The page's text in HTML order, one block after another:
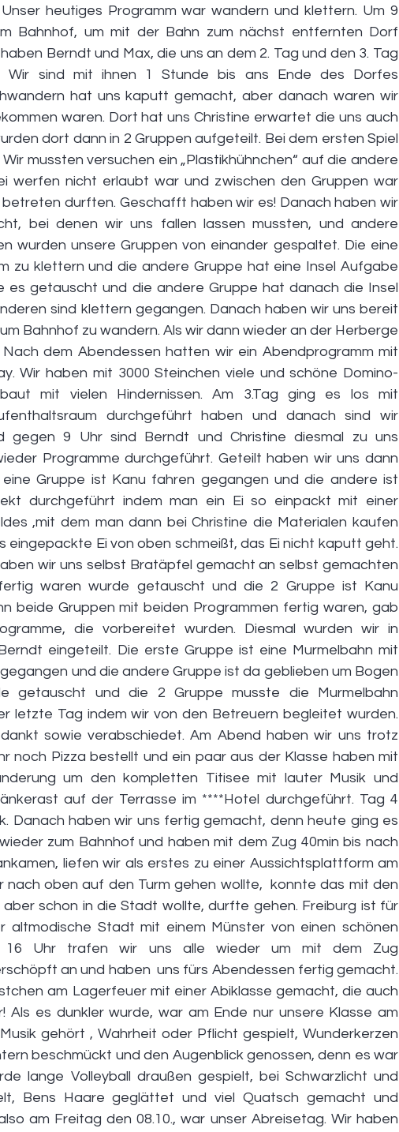
heutiges Programm war wandern und klettern. Um 9
Bahnhof, um mit der Bahn zum nächst entfernten Dorf
Berndt und Max, die uns an dem 2. Tag und den 3. Tag
Wir sind mit ihnen 1 Stunde bis ans Ende des Dorfes
hat uns kaputt gemacht, aber danach waren wir
waren. Dort hat uns Christine erwartet die uns auch
dort dann in 2 Gruppen aufgeteilt. Bei dem ersten Spiel
mussten versuchen ein „Plastikhühnchen“ auf die andere
werfen nicht erlaubt war und zwischen den Gruppen war
betreten durften. Geschafft haben wir es! Danach haben wir
bei denen wir uns fallen lassen mussten, und andere
wurden unsere Gruppen von einander gespaltet. Die eine
zu klettern und die andere Gruppe hat eine Insel Aufgabe
es getauscht und die andere Gruppe hat danach die Insel
sind klettern gegangen. Danach haben wir uns bereit
Bahnhof zu wandern. Als wir dann wieder an der Herberge
dem Abendessen hatten wir ein Abendprogramm mit
Wir haben mit 3000 Steinchen viele und schöne Domino-
mit vielen Hindernissen. Am 3.Tag ging es los mit
durchgeführt haben und danach sind wir
gegen 9 Uhr sind Berndt und Christine diesmal zu uns
Programme durchgeführt. Geteilt haben wir uns dann
Gruppe ist Kanu fahren gegangen und die andere ist
durchgeführt indem man ein Ei so einpackt mit einer
,mit dem man dann bei Christine die Materialen kaufen
eingepackte Ei von oben schmeißt, das Ei nicht kaputt geht.
wir uns selbst Bratäpfel gemacht an selbst gemachten
waren wurde getauscht und die 2 Gruppe ist Kanu
beide Gruppen mit beiden Programmen fertig waren, gab
die vorbereitet wurden. Diesmal wurden wir in
eingeteilt. Die erste Gruppe ist eine Murmelbahn mit
und die andere Gruppe ist da geblieben um Bogen
getauscht und die 2 Gruppe musste die Murmelbahn
letzte Tag indem wir von den Betreuern begleitet wurden.
sowie verabschiedet. Am Abend haben wir uns trotz
noch Pizza bestellt und ein paar aus der Klasse haben mit
um den kompletten Titisee mit lauter Musik und
auf der Terrasse im ****Hotel durchgeführt. Tag 4
Danach haben wir uns fertig gemacht, denn heute ging es
zum Bahnhof und haben mit dem Zug 40min bis nach
liefen wir als erstes zu einer Aussichtsplattform am
nach oben auf den Turm gehen wollte,  konnte das mit den
aber schon in die Stadt wollte, durfte gehen. Freiburg ist für
altmodische Stadt mit einem Münster von einen schönen
16 Uhr trafen wir uns alle wieder um mit dem Zug
an und haben  uns fürs Abendessen fertig gemacht.
am Lagerfeuer mit einer Abiklasse gemacht, die auch
Als es dunkler wurde, war am Ende nur unsere Klasse am
gehört , Wahrheit oder Pflicht gespielt, Wunderkerzen
beschmückt und den Augenblick genossen, denn es war
lange Volleyball draußen gespielt, bei Schwarzlicht und
Bens Haare geglättet und viel Quatsch gemacht und
am Freitag den 08.10., war unser Abreisetag. Wir haben